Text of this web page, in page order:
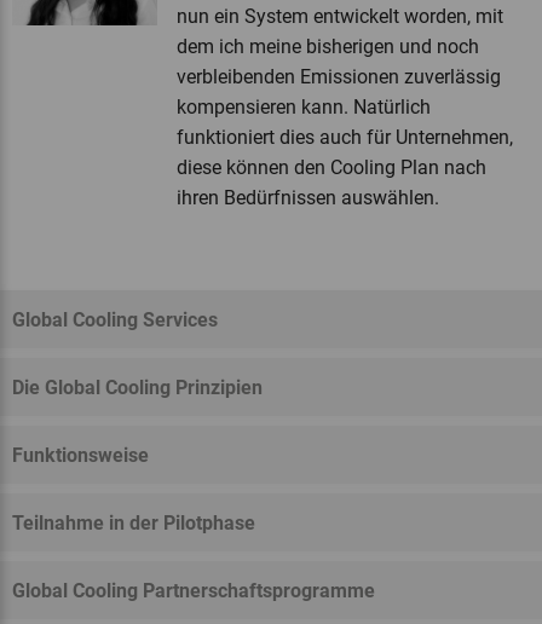
nun ein System entwickelt worden, mit
dem ich meine bisherigen und noch
verbleibenden Emissionen zuverlässig
kompensieren kann. Natürlich
funktioniert dies auch für Unternehmen,
diese können den Cooling Plan nach
ihren Bedürfnissen auswählen.
Global Cooling Services
Die Global Cooling Prinzipien
Funktionsweise
Teilnahme in der Pilotphase
Global Cooling Partnerschaftsprogramme